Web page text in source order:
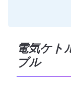
電気ケト
ブル